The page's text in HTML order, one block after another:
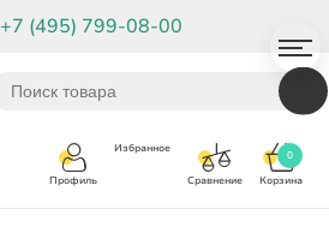
+7 (495) 799-08-00
Профиль
Избранное
Сравнение Корзина
0